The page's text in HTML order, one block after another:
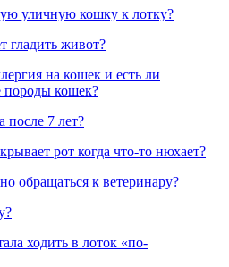
уличную кошку к лотку?
гладить живот?
на кошек и есть ли
породы кошек?
после 7 лет?
рот когда что-то нюхает?
обращаться к ветеринару?
ходить в лоток «по-